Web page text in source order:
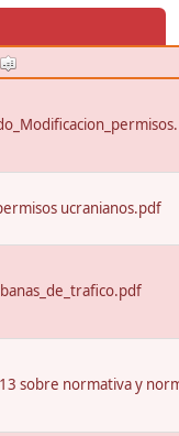
ucranianos.pdf
sobre normativa y